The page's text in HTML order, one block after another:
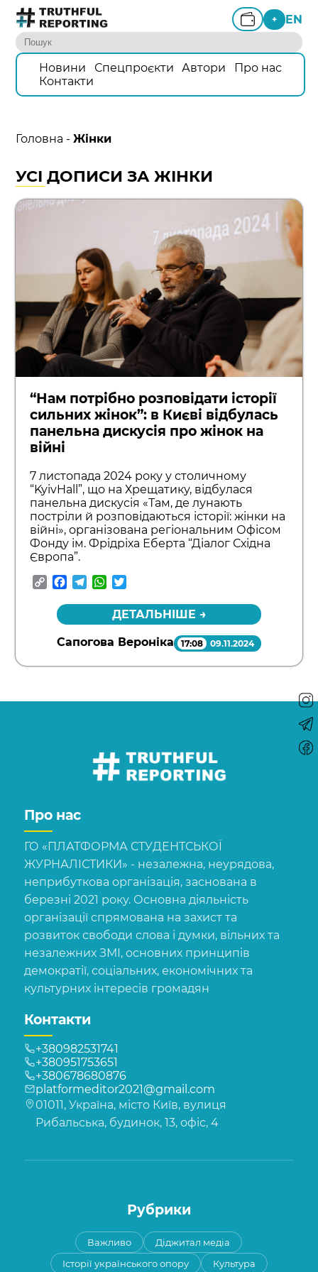
+ EN
Новини Спецпроєкти Автори
Про нас
Контакти
Головна -Жінки
УСІ ДОПИСИ ЗА ЖІНКИ
“Нам потрібно розповідати історії
сильних жінок”: в Києві відбулась
панельна дискусія про жінок на
війні
7 листопада 2024 року у столичному
“KyivHall”, що на Хрещатику, відбулася
панельна дискусія «Там, де лунають
постріли й розповідаються історії: жінки на
війні», організована регіональним Офісом
Фонду ім. Фрідріха Еберта “Діалог Східна
Європа”.
CopyFacebook
TelegramWhatsApp
ДЕТАЛЬНІШЕ →
Сапогова Вероніка 17:08 09.11.2024
Про нас
ГО «ПЛАТФОРМА СТУДЕНТСЬКОЇ
ЖУРНАЛІСТИКИ» - незалежна, неурядова,
неприбуткова організація, заснована в
березні 2021 року. Основна діяльність
організації спрямована на захист та
розвиток свободи слова і думки, вільних та
незалежних ЗМІ, основних принципів
демократії, соціальних, економічних та
культурних інтересів громадян
Контакти
+380982531741
+380951753651
+380678680876
platformeditor2021@gmail.com
01011, Україна, місто Київ, вулиця
Рибальська, будинок, 13, офіс, 4
Рубрики
Важливо
Діджитал медіа
Історії українського опору
Культура